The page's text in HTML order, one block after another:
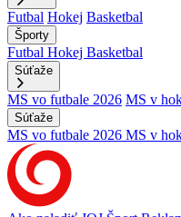
Futbal Hokej Basketbal
Športy
Futbal Hokej Basketbal
Súťaže
MS vo futbale 2026 MS v
Súťaže
MS vo futbale 2026 MS v